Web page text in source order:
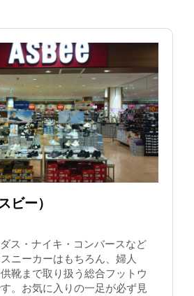
ビー）
ス・ナイキ・コンバースなど
ニーカーはもちろん、婦人
靴まで取り扱う総合フットウ
。お気に入りの一足が必ず見